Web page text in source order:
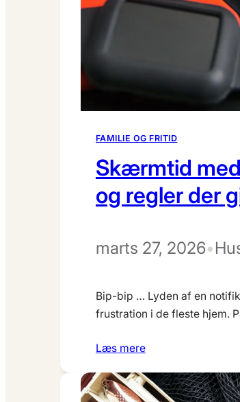
FAMILIE OG FRITID
Skærmtid
og regler der
marts 27, 2026•
Bip-bip … Lyden af en
frustration i de fleste hjem.
Læs mere